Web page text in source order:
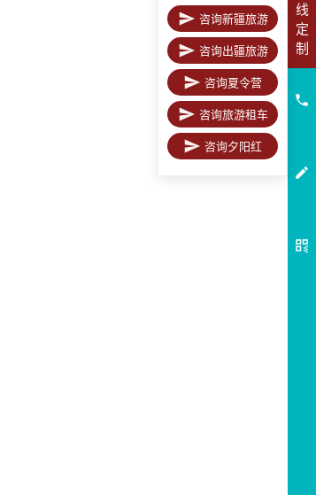
线
定
制
咨询新疆旅游
咨询出疆旅游
咨询夏令营
咨询旅游租车
咨询夕阳红